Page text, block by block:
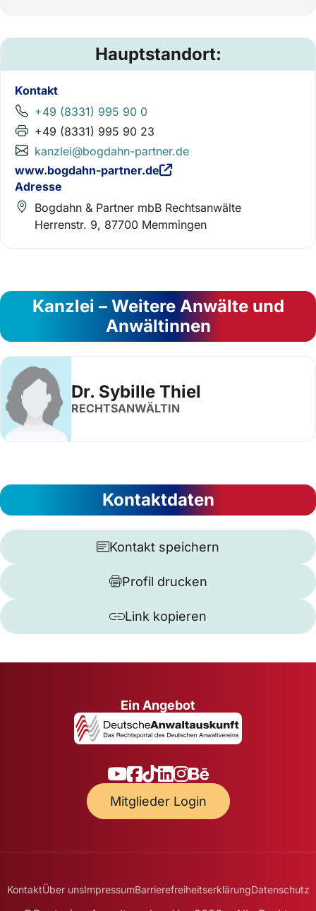
Hauptstandort:
Kontakt
+49 (8331) 995 90 0
+49 (8331) 995 90 23
kanzlei@bogdahn-partner.de
www.bogdahn-partner.de
Adresse
Bogdahn & Partner mbB Rechtsanwälte
Herrenstr. 9, 87700 Memmingen
Kanzlei – Weitere Anwälte und
Anwältinnen
Dr. Sybille Thiel
RECHTSANWÄLTIN
Kontaktdaten
Kontakt speichern
Profil drucken
Link kopieren
Ein Angebot
Mitglieder Login
KontaktÜber unsImpressumBarrierefreiheitserklärungDatenschutz